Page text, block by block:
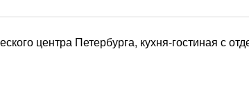
центра Петербурга, кухня-гостиная с